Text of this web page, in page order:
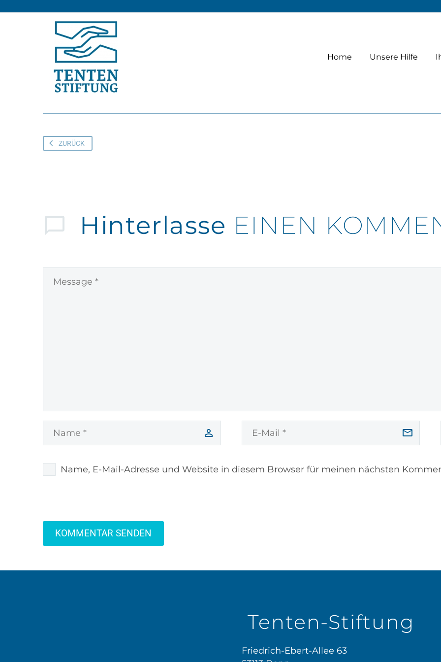
Home Unsere Hilfe
ZURÜCK
Hinterlasse EINEN
Name, E-Mail-Adresse und Website in diesem Browser für meinen nächsten
KOMMENTAR SENDEN
Tenten-Stiftung
Friedrich-Ebert-Allee 63